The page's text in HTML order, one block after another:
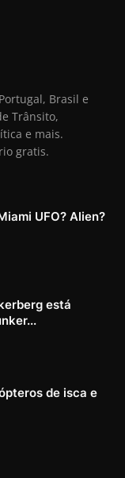
Brasil e
Trânsito,
e mais.
gratis.
UFO? Alien?
está
de isca e